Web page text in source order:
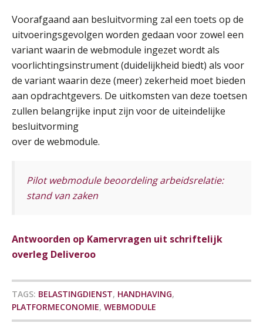
Voorafgaand aan besluitvorming zal een toets op de
uitvoeringsgevolgen worden gedaan voor zowel een
variant waarin de webmodule ingezet wordt als
voorlichtingsinstrument (duidelijkheid biedt) als voor
de variant waarin deze (meer) zekerheid moet bieden
aan opdrachtgevers. De uitkomsten van deze toetsen
zullen belangrijke input zijn voor de uiteindelijke
besluitvorming
over de webmodule.
Pilot webmodule beoordeling arbeidsrelatie:
stand van zaken
Antwoorden op Kamervragen uit schriftelijk
overleg Deliveroo
TAGS: BELASTINGDIENST, HANDHAVING,
PLATFORMECONOMIE, WEBMODULE
Hoe behoud je financiële talenten in
een krappe arbeidsmarkt?
17
SEP
MOCuitgevers
17
SEP
Praktijkdiploma loonadministratie (PDL)
SD Worx
17
SEP
Cursus Samen sterk: efficiënte samenwerking tussen HR en salarisadministratie
MOCuitgevers
24
SEP
29
SEP
MOCuitgevers